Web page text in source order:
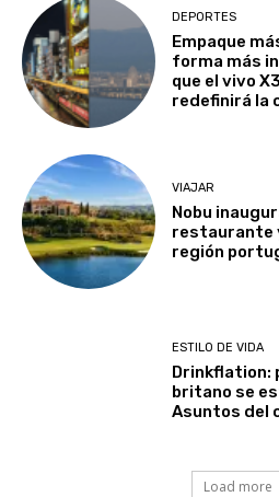
DEPORTES
Empaque
forma más
que el vivo
redefinirá la
VIAJAR
Nobu
restaurante
región
ESTILO DE VIDA
Drinkflation:
britano se
Asuntos del
Load more